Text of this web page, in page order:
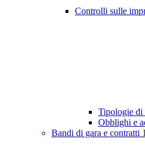
Controlli sulle
Tipologie di
Obblighi e
Bandi di gara e contratti